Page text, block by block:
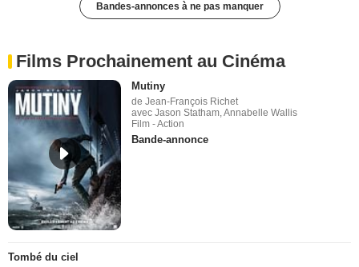
Bandes-annonces à ne pas manquer
Films Prochainement au Cinéma
Mutiny
de Jean-François Richet
avec Jason Statham, Annabelle Wallis
Film - Action
Bande-annonce
Tombé du ciel